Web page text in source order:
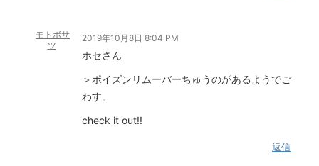
モトボサ
ツ
2019年10月8日 8:04 PM
ホセさん
＞ポイズンリムーバーちゅうのがあるようでご
わす。
check it out!!
返信